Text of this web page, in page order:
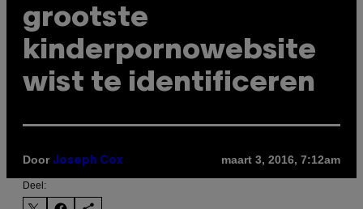
grootste
kinderpornowebsite
wist te identificeren
Door Joseph Cox maart 3, 2016, 7:12am
Deel: